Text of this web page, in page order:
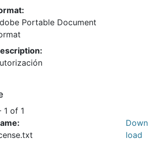
Portable Document
1 of 1
Down
load